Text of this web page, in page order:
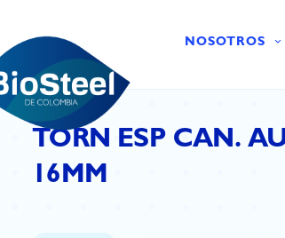
NOSOTROS
TORN ESP CAN.
16MM